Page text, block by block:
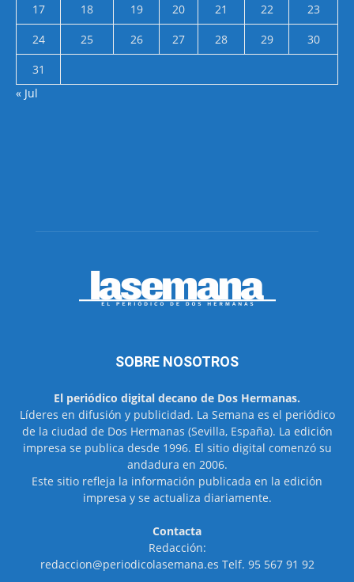
17
18 19 20 21 22
23
24
25 26 27 28 29
30
31
« Jul
SOBRE NOSOTROS
El periódico digital decano de Dos Hermanas.
Líderes en difusión y publicidad. La Semana es el periódico
de la ciudad de Dos Hermanas (Sevilla, España). La edición
impresa se publica desde 1996. El sitio digital comenzó su
andadura en 2006.
Este sitio refleja la información publicada en la edición
impresa y se actualiza diariamente.
Contacta
Redacción:
redaccion@periodicolasemana.es Telf. 95 567 91 92